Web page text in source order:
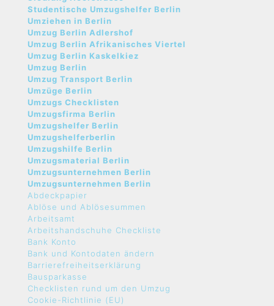
Studentische Umzugshelfer Berlin
Umziehen in Berlin
Umzug Berlin Adlershof
Umzug Berlin Afrikanisches Viertel
Umzug Berlin Kaskelkiez
Umzug Berlin
Umzug Transport Berlin
Umzüge Berlin
Umzugs Checklisten
Umzugsfirma Berlin
Umzugshelfer Berlin
Umzugshelferberlin
Umzugshilfe Berlin
Umzugsmaterial Berlin
Umzugsunternehmen Berlin
Umzugsunternehmen Berlin
Abdeckpapier
Ablöse und Ablösesummen
Arbeitsamt
Arbeitshandschuhe Checkliste
Bank Konto
Bank und Kontodaten ändern
Barrierefreiheitserklärung
Bausparkasse
Checklisten rund um den Umzug
Cookie-Richtlinie (EU)